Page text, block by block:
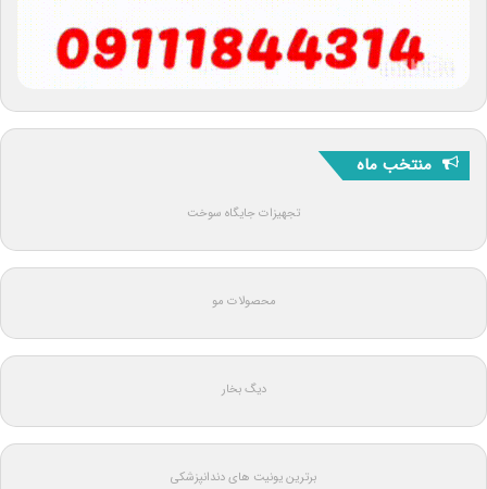
منتخب ماه
تجهیزات جایگاه سوخت
محصولات مو
دیگ بخار
برترین یونیت های دندانپزشکی